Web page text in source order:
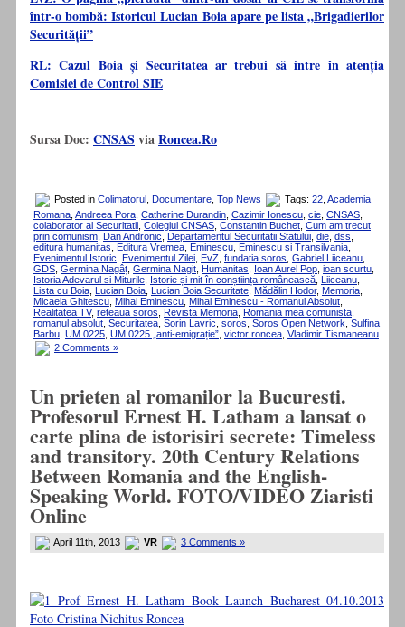
într-o bombă: Istoricul Lucian Boia apare pe lista „Brigadierilor
Securității”
RL: Cazul Boia și Securitatea ar trebui să intre în atenția
Comisiei de Control SIE
Sursa Doc: CNSAS viaRoncea.Ro
Posted in Colimatorul Documentare Top News Tags: 22 Academia
Romana Andreea Pora Catherine Durandin Cazimir Ionescu cie CNSAS
colaborator al Securitatii Colegiul CNSAS Constantin Buchet Cum am trecut
prin comunism Dan Andronic Departamentul Securitatii Statului die dss
editura humanitas Editura Vremea Eminescu Eminescu si Transilvania
Evenimentul Istoric Evenimentul Zilei EvZ fundatia soros Gabriel Liiceanu
GDS Germina Nagâț Germina Nagit Humanitas Ioan Aurel Pop ioan scurtu
Istoria Adevarul si Miturile Istorie și mit în conștiința românească Liiceanu
Lista cu Boia Lucian Boia Lucian Boia Securitate Mădălin Hodor, Memoria
Micaela Ghitescu Mihai Eminescu Mihai Eminescu - Romanul Absolut
Realitatea TV, reteaua soros Revista Memoria Romania mea comunista
romanul absolut Securitatea Sorin Lavric soros Soros Open Network Sulfina
Barbu UM 0225 UM 0225 „anti-emigrație” victor roncea Vladimir Tismaneanu
2 Comments »
Un prieten al romanilor la Bucuresti.
Profesorul Ernest H. Latham a lansat o
carte plina de istorisiri secrete: Timeless
and transitory. 20th Century Relations
Between Romania and the English-
Speaking World. FOTO/VIDEO Ziaristi
Online
April 11th, 2013 VR 3 Comments »